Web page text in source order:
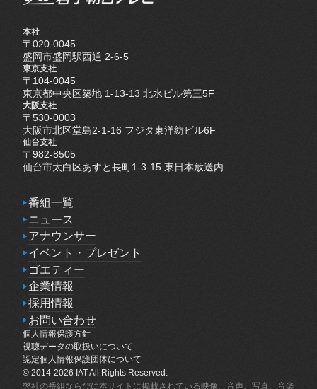
本社
〒020-0045
盛岡市盛岡駅西通 2-6-5
東京支社
〒104-0045
東京都中央区築地 1-13-13 北水ビル第三5F
大阪支社
〒530-0003
大阪市北区堂島2-1-16 フジタ東洋紡ビル6F
仙台支社
〒982-8505
仙台市太白区あすと長町1-3-15 東日本放送内
番組一覧
番組一覧
ニュース
ニュース
アナウンサー
アナウンサー
イベント・プレゼント
イベント・プレゼント
ゴエティー
ゴエティー
企業情報
企業情報
採用情報
採用情報
お問い合わせ
お問い合わせ
個人情報保護方針
個人情報保護方針
視聴データの取扱いについて
視聴データの取扱いについて
認定個人情報保護団体について
認定個人情報保護団体について
© 2014-2026 IAT All Rights Reserved.
弊社の番組ならびに本サイトに掲載されている映像、音声、写真、音楽